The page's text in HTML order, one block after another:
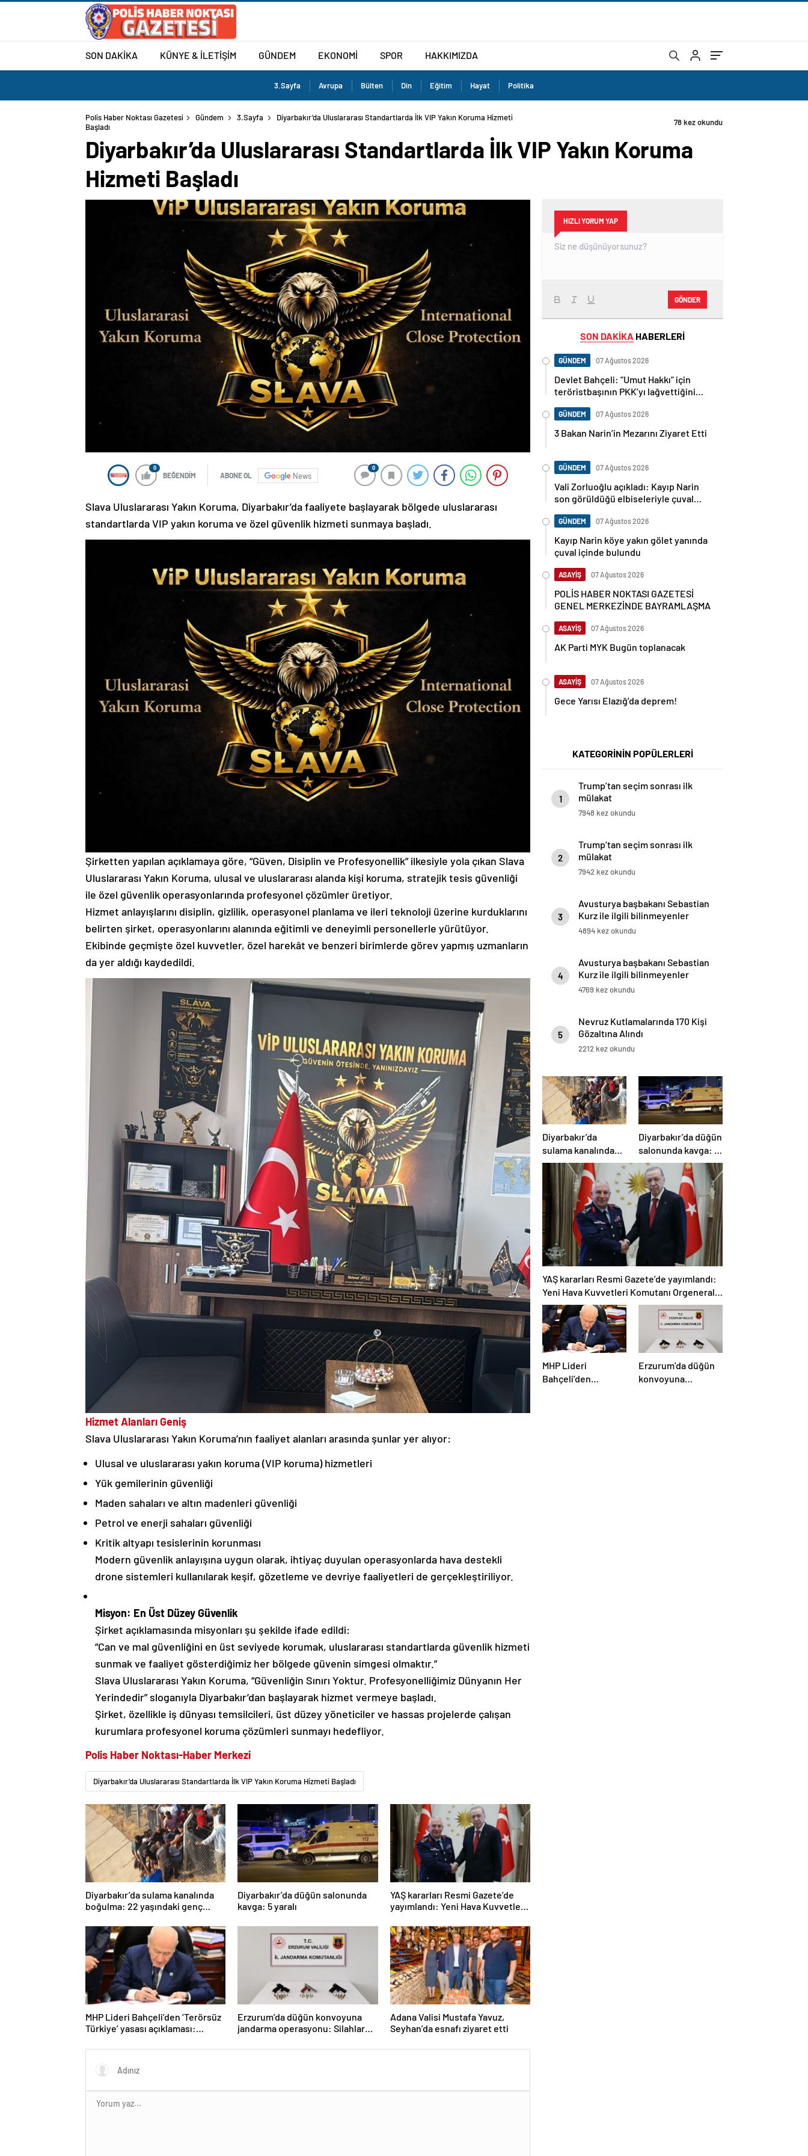
SON DAKİKA KÜNYE & İLETİŞİM GÜNDEM EKONOMİ SPOR HAKKIMIZDA
3.Sayfa Avrupa Bülten Din Eğitim Hayat Politika
Polis Haber Noktası Gazetesi Gündem 3.Sayfa Diyarbakır’da Uluslararası Standartlarda İlk VIP Yakın Koruma Hizmeti Başladı
Diyarbakır’da Uluslararası Standartlarda İlk VIP Yakın Koruma
Hizmeti Başladı
News
standartlarda VIP yakın koruma ve özel güvenlik hizmeti sunmaya başladı.
Şirketten yapılan açıklamaya göre, “Güven, Disiplin ve Profesyonellik” ilkesiyle yola çıkan Slava
Uluslararası Yakın Koruma, ulusal ve uluslararası alanda kişi koruma, stratejik tesis güvenliği
ile özel güvenlik operasyonlarında profesyonel çözümler üretiyor.
Hizmet anlayışlarını disiplin, gizlilik, operasyonel planlama ve ileri teknoloji üzerine kurduklarını
belirten şirket, operasyonlarını alanında eğitimli ve deneyimli personellerle yürütüyor.
Ekibinde geçmişte özel kuvvetler, özel harekât ve benzeri birimlerde görev yapmış uzmanların
da yer aldığı kaydedildi.
Hizmet Alanları Geniş
Slava Uluslararası Yakın Koruma’nın faaliyet alanları arasında şunlar yer alıyor:
Yük gemilerinin güvenliği
Maden sahaları ve altın madenleri güvenliği
Kritik altyapı tesislerinin korunması
Modern güvenlik anlayışına uygun olarak, ihtiyaç duyulan operasyonlarda hava destekli
drone sistemleri kullanılarak keşif, gözetleme ve devriye faaliyetleri de gerçekleştiriliyor.
Şirket açıklamasında misyonları şu şekilde ifade edildi:
“Can ve mal güvenliğini en üst seviyede korumak, uluslararası standartlarda güvenlik hizmeti
sunmak ve faaliyet gösterdiğimiz her bölgede güvenin simgesi olmaktır.”
Slava Uluslararası Yakın Koruma, “Güvenliğin Sınırı Yoktur. Profesyonelliğimiz Dünyanın Her
Yerindedir” sloganıyla Diyarbakır’dan başlayarak hizmet vermeye başladı.
Şirket, özellikle iş dünyası temsilcileri, üst düzey yöneticiler ve hassas projelerde çalışan
kurumlara profesyonel koruma çözümleri sunmayı hedefliyor.
Diyarbakır’da Uluslararası Standartlarda İlk VIP Yakın Koruma Hizmeti Başladı
Diyarbakır’da sulama kanalında
boğulma: 22 yaşındaki genç
hayatını kaybetti
Diyarbakır’da düğün salonunda
kavga: 5 yaralı
YAŞ kararları Resmi Gazete’de
yayımlandı: Yeni Hava Kuvvetleri
Komutanı Orgeneral Rafet
MHP Lideri Bahçeli’den ‘Terörsüz
Türkiye’ yasası açıklaması:
“Herkes kazandı”
Erzurum’da düğün konvoyuna
jandarma operasyonu: Silahlar
ele geçirildi, ağır cezalar kesildi
Adana Valisi Mustafa Yavuz,
Seyhan’da esnafı ziyaret etti
HIZLI YORUM YAP
GÖNDER
Devlet Bahçeli: “Umut Hakkı” için
teröristbaşının PKK’yı lağvettiğini
haykırması şart
3 Bakan Narin’in Mezarını Ziyaret Etti
Vali Zorluoğlu açıkladı: Kayıp Narin
son görüldüğü elbiseleriyle çuval
içinde bulundu
Kayıp Narin köye yakın gölet yanında
çuval içinde bulundu
POLİS HABER NOKTASI GAZETESİ
GENEL MERKEZİNDE BAYRAMLAŞMA
AK Parti MYK Bugün toplanacak
Gece Yarısı Elazığ’da deprem!
1
mülakat
7948 kez okundu
2
mülakat
7942 kez okundu
3
Kurz ile ilgili bilinmeyenler
4894 kez okundu
4
Kurz ile ilgili bilinmeyenler
4769 kez okundu
5
Gözaltına Alındı
2212 kez okundu
Diyarbakır’da
sulama kanalında
boğulma: 22
yaşındaki genç
hayatını kaybetti
Diyarbakır’da düğün
salonunda kavga: 5
yaralı
YAŞ kararları Resmi Gazete’de yayımlandı:
Yeni Hava Kuvvetleri Komutanı Orgeneral
Rafet Dalkıran
MHP Lideri
Bahçeli’den
‘Terörsüz Türkiye’
Erzurum’da düğün
konvoyuna
jandarma